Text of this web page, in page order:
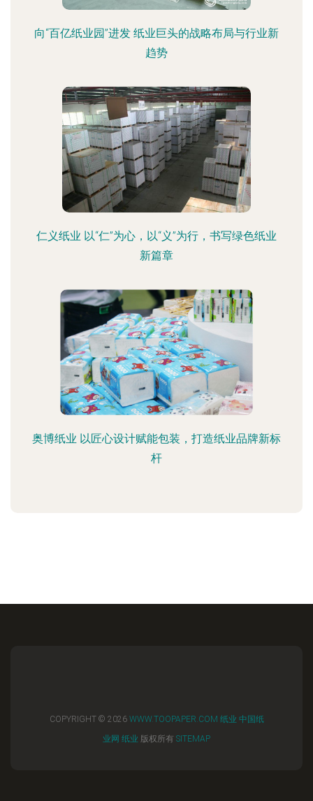
向“百亿纸业园”进发 纸业巨头的战略布局与行业新
趋势
仁义纸业 以“仁”为心，以“义”为行，书写绿色纸业
新篇章
奥博纸业 以匠心设计赋能包装，打造纸业品牌新标
杆
COPYRIGHT © 2026 WWW.TOOPAPER.COM 纸业 中国纸
业网 纸业 版权所有 SITEMAP